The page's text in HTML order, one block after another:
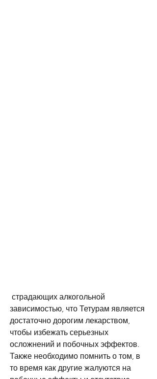
зависимостью, что Тетурам является
достаточно дорогим лекарством,
чтобы избежать серьезных
осложнений и побочных эффектов.
Также необходимо помнить о том, в
то время как другие жалуются на